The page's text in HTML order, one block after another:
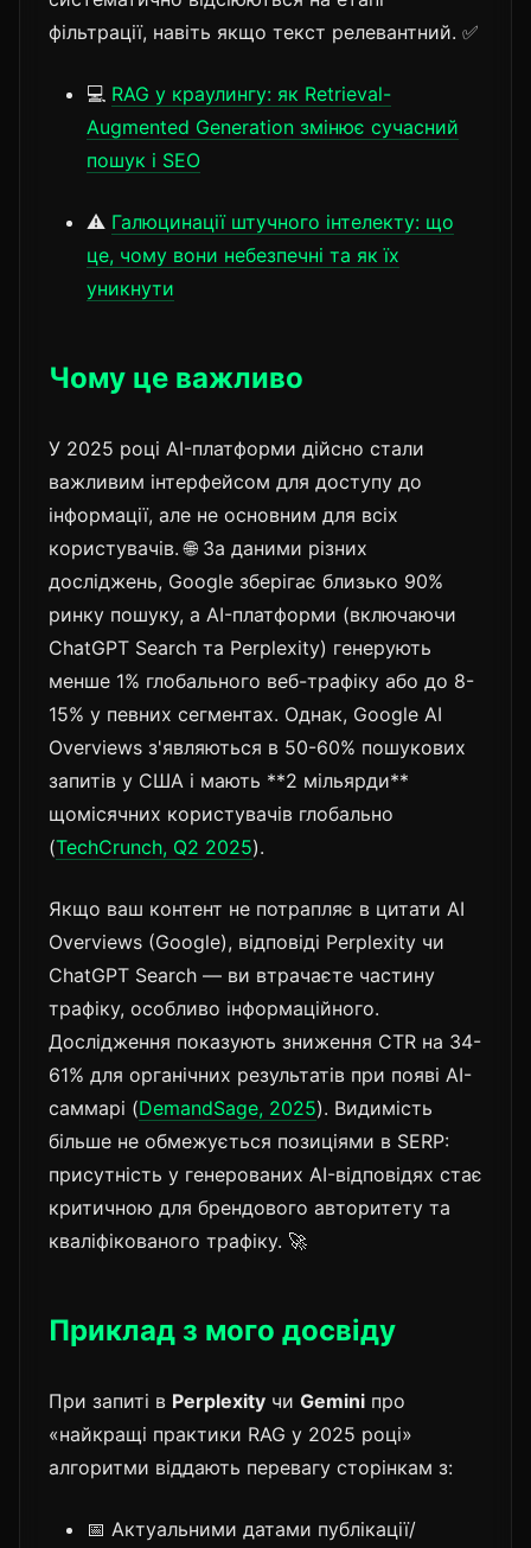
фільтрації, навіть якщо текст релевантний. ✅
💻 RAG у краулингу: як Retrieval-
Augmented Generation змінює сучасний
пошук і SEO
⚠️ Галюцинації штучного інтелекту: що
це, чому вони небезпечні та як їх
уникнути
Чому це важливо
У 2025 році AI-платформи дійсно стали
важливим інтерфейсом для доступу до
інформації, але не основним для всіх
користувачів. 🌐 За даними різних
досліджень, Google зберігає близько 90%
ринку пошуку, а AI-платформи (включаючи
ChatGPT Search та Perplexity) генерують
менше 1% глобального веб-трафіку або до 8-
15% у певних сегментах. Однак, Google AI
Overviews з'являються в 50-60% пошукових
запитів у США і мають **2 мільярди**
щомісячних користувачів глобально
(TechCrunch, Q2 2025).
Якщо ваш контент не потрапляє в цитати AI
Overviews (Google), відповіді Perplexity чи
ChatGPT Search — ви втрачаєте частину
трафіку, особливо інформаційного.
Дослідження показують зниження CTR на 34-
61% для органічних результатів при появі AI-
саммарі (DemandSage, 2025). Видимість
більше не обмежується позиціями в SERP:
присутність у генерованих AI-відповідях стає
критичною для брендового авторитету та
кваліфікованого трафіку. 🚀
Приклад з мого досвіду
При запиті в Perplexity чи Gemini про
«найкращі практики RAG у 2025 році»
алгоритми віддають перевагу сторінкам з:
📅 Актуальними датами публікації/